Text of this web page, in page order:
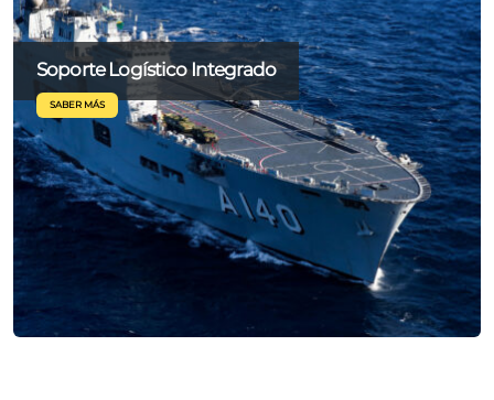
Soporte Logístico Integrado